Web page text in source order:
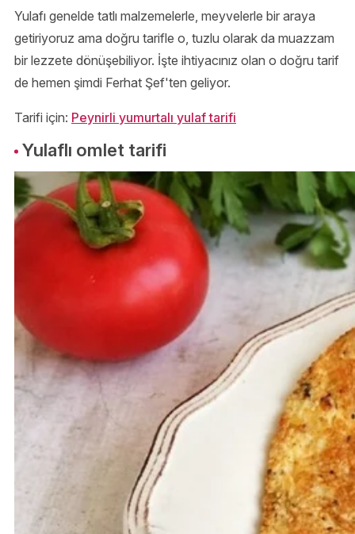
Yulafı genelde tatlı malzemelerle, meyvelerle bir araya
getiriyoruz ama doğru tarifle o, tuzlu olarak da muazzam
bir lezzete dönüşebiliyor. İşte ihtiyacınız olan o doğru tarif
de hemen şimdi Ferhat Şef'ten geliyor.
Tarifi için: Peynirli yumurtalı yulaf tarifi
Yulaflı omlet tarifi